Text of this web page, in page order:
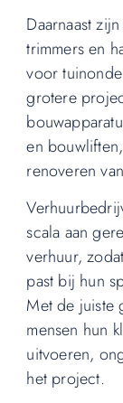
Daarnaast
trimmers en
voor
grotere
en
renoveren
scala aan
verhuur,
past bij hun
Met de juiste
mensen hun
uitvoeren,
het project.